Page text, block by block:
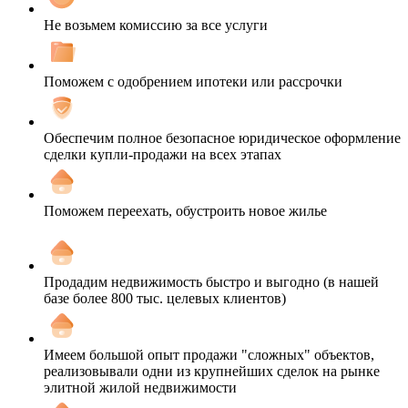
Не возьмем комиссию за все услуги
Поможем с одобрением ипотеки или рассрочки
Обеспечим полное безопасное юридическое оформление
сделки купли-продажи на всех этапах
Поможем переехать, обустроить новое жилье
Продадим недвижимость быстро и выгодно (в нашей
базе более 800 тыс. целевых клиентов)
Имеем большой опыт продажи "сложных" объектов,
реализовывали одни из крупнейших сделок на рынке
элитной жилой недвижимости